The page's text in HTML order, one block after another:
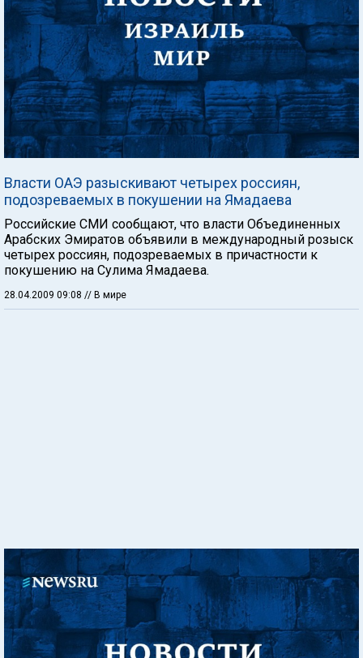
Власти ОАЭ разыскивают четырех россиян,
подозреваемых в покушении на Ямадаева
Российские СМИ сообщают, что власти Объединенных
Арабских Эмиратов объявили в международный розыск
четырех россиян, подозреваемых в причастности к
покушению на Сулима Ямадаева.
28.04.2009 09:08 // В мире